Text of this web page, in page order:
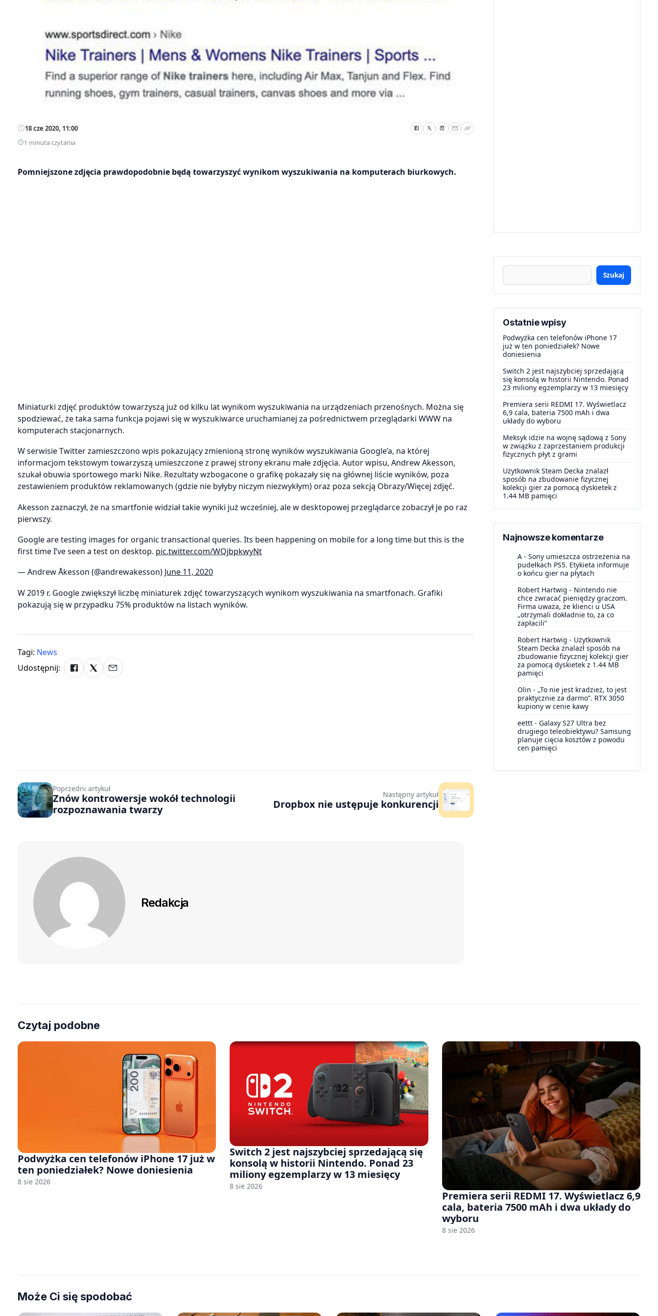
18 cze 2020, 11:00
1 minuta czytania
Pomniejszone zdjęcia prawdopodobnie będą towarzyszyć wynikom wyszukiwania na komputerach biurkowych.
Miniaturki zdjęć produktów towarzyszą już od kilku lat wynikom wyszukiwania na urządzeniach przenośnych. Można się
spodziewać, że taka sama funkcja pojawi się w wyszukiwarce uruchamianej za pośrednictwem przeglądarki WWW na
komputerach stacjonarnych.
W serwisie Twitter zamieszczono wpis pokazujący zmienioną stronę wyników wyszukiwania Google’a, na której
informacjom tekstowym towarzyszą umieszczone z prawej strony ekranu małe zdjęcia. Autor wpisu, Andrew Akesson,
szukał obuwia sportowego marki Nike. Rezultaty wzbogacone o grafikę pokazały się na głównej liście wyników, poza
zestawieniem produktów reklamowanych (gdzie nie byłyby niczym niezwykłym) oraz poza sekcją Obrazy/Więcej zdjęć.
Akesson zaznaczył, że na smartfonie widział takie wyniki już wcześniej, ale w desktopowej przeglądarce zobaczył je po raz
pierwszy.
Google are testing images for organic transactional queries. Its been happening on mobile for a long time but this is the
first time I’ve seen a test on desktop. pic.twitter.com/WQjbpkwyNt
— Andrew Åkesson (@andrewakesson) June 11, 2020
W 2019 r. Google zwiększył liczbę miniaturek zdjęć towarzyszących wynikom wyszukiwania na smartfonach. Grafiki
pokazują się w przypadku 75% produktów na listach wyników.
Tagi: News
Udostępnij:
Szukaj
Ostatnie wpisy
Podwyżka cen telefonów iPhone 17
już w ten poniedziałek? Nowe
doniesienia
Switch 2 jest najszybciej sprzedającą
się konsolą w historii Nintendo. Ponad
23 miliony egzemplarzy w 13 miesięcy
Premiera serii REDMI 17. Wyświetlacz
6,9 cala, bateria 7500 mAh i dwa
układy do wyboru
Meksyk idzie na wojnę sądową z Sony
w związku z zaprzestaniem produkcji
fizycznych płyt z grami
Użytkownik Steam Decka znalazł
sposób na zbudowanie fizycznej
kolekcji gier za pomocą dyskietek z
1.44 MB pamięci
Najnowsze komentarze
A - Sony umieszcza ostrzeżenia na
pudełkach PS5. Etykieta informuje
o końcu gier na płytach
Robert Hartwig - Nintendo nie
chce zwracać pieniędzy graczom.
Firma uważa, że klienci u USA
„otrzymali dokładnie to, za co
zapłacili”
Robert Hartwig - Użytkownik
Steam Decka znalazł sposób na
zbudowanie fizycznej kolekcji gier
za pomocą dyskietek z 1.44 MB
pamięci
Olin - „To nie jest kradzież, to jest
praktycznie za darmo”. RTX 3050
kupiony w cenie kawy
eettt - Galaxy S27 Ultra bez
drugiego teleobiektywu? Samsung
planuje cięcia kosztów z powodu
cen pamięci
Poprzedni artykuł
Znów kontrowersje wokół technologii
rozpoznawania twarzy
Następny artykuł
Dropbox nie ustępuje konkurencji
Redakcja
Czytaj podobne
Podwyżka cen telefonów iPhone 17 już w
ten poniedziałek? Nowe doniesienia
8 sie 2026
Switch 2 jest najszybciej sprzedającą się
konsolą w historii Nintendo. Ponad 23
miliony egzemplarzy w 13 miesięcy
8 sie 2026
Premiera serii REDMI 17. Wyświetlacz 6,9
cala, bateria 7500 mAh i dwa układy do
wyboru
8 sie 2026
Może Ci się spodobać